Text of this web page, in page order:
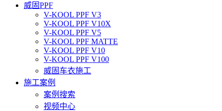
威固PPF
V-KOOL PPF V3
V-KOOL PPF V10X
V-KOOL PPF V5
V-KOOL PPF MATTE
V-KOOL PPF V10
V-KOOL PPF V100
威固车衣施工
施工案例
案例搜索
视频中心